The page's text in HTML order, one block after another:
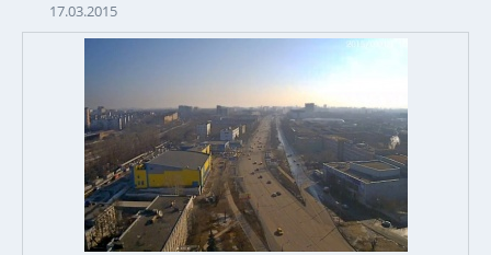
17.03.2015